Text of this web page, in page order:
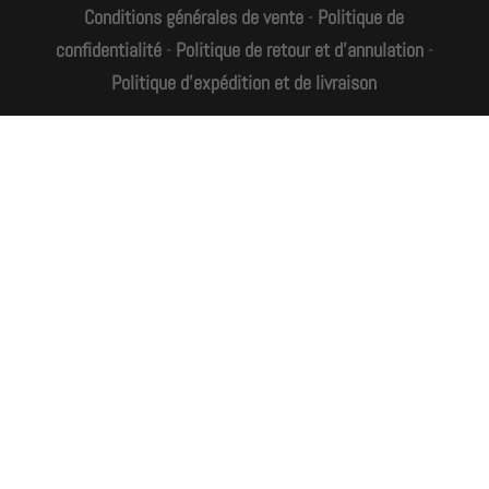
Conditions générales de vente - Politique de
confidentialité- Politique de retour et d'annulation-
Politique d’expédition et de livraison